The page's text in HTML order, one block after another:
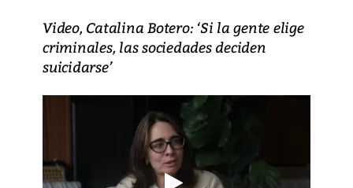
Video, Catalina Botero: ‘Si la gente elige
criminales, las sociedades deciden
suicidarse’